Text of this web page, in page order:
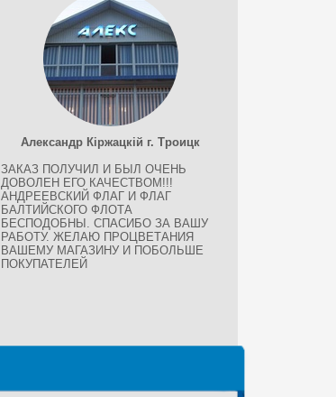
Александр Кіржацкій г. Троицк
ЗАКАЗ ПОЛУЧИЛ И БЫЛ ОЧЕНЬ
ДОВОЛЕН ЕГО КАЧЕСТВОМ!!!
АНДРЕЕВСКИЙ ФЛАГ И ФЛАГ
БАЛТИЙСКОГО ФЛОТА
БЕСПОДОБНЫ. СПАСИБО ЗА ВАШУ
РАБОТУ. ЖЕЛАЮ ПРОЦВЕТАНИЯ
ВАШЕМУ МАГАЗИНУ И ПОБОЛЬШЕ
ПОКУПАТЕЛЕЙ